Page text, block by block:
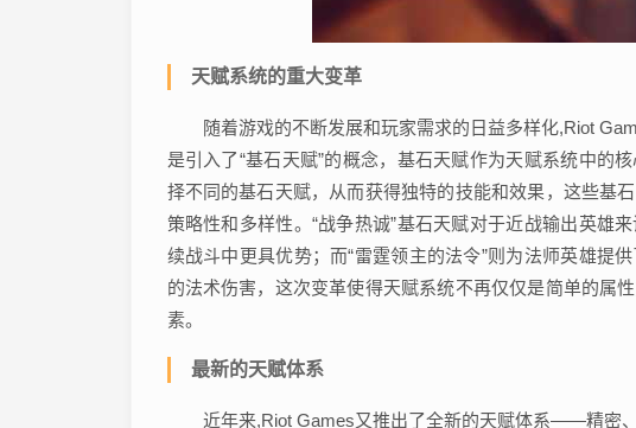
天赋系统的重大变革
随着游戏的不断发展和玩家需求的日益多样化,Riot
是引入了“基石天赋”的概念，基石天赋作为天赋系统中的
择不同的基石天赋，从而获得独特的技能和效果，这些基
策略性和多样性。“战争热诚”基石天赋对于近战输出英雄
续战斗中更具优势；而“雷霆领主的法令”则为法师英雄提
的法术伤害，这次变革使得天赋系统不再仅仅是简单的属
素。
最新的天赋体系
近年来,Riot Games又推出了全新的天赋体系——精密